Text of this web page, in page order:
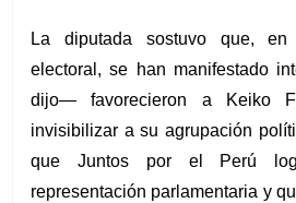
La diputada sostuvo que,
electoral, se han manifestado
dijo— favorecieron a Keiko
invisibilizar a su agrupación
que Juntos por el Perú
representación parlamentaria y